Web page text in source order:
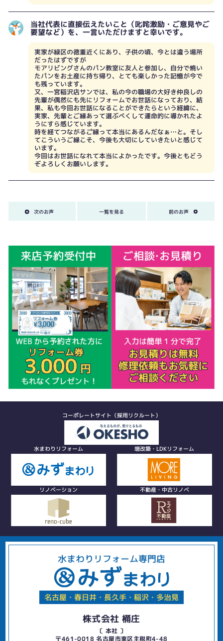
当社代表に直接伝えたいこと（叱咤激励・ご意見やご
要望など）を、一言いただけますと幸いです。
実家が緑区の徳重近くにあり、子供の頃、今とは違う場所
だったはずですが
モアリビングさんのパン教室に友人と参加し、自分で焼い
たパンをお土産に持ち帰り、とても楽しかった記憶が今で
も残っています。
又、一宮稲沢店サンでは、私の今の職場の大好き仲良しの
先輩が偶然にも先にリフォームでお世話になっており、結
果、私も今回お世話になることができたらという経緯に、
実家、先輩とご縁あって選ぶべくして運命的に導かれたよ
うにすら感じています。
時を経てつながるこ゚縁って本当にあるんだなぁ…と。そし
てこういうご縁こそ、今後も大切にしていきたいと感じて
います。
今回はお世話になれて本当によかったです。今後ともどう
ぞよろしくお願いします。
次のお声 一覧を見る 前のお声
コーポレートサイト（採用リクルート）
水まわりリフォーム 増改築・LDKリフォーム
リノベーション 不動産・中古リノベ
水まわりリフォーム専門店
名古屋・春日井・長久手・稲沢・多治見
株式会社 桶庄
〔 本社 〕
〒461-0018 名古屋市東区主税町4-48